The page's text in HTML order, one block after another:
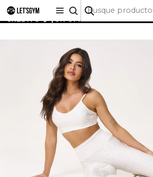
🚚 ENVÍO GRATIS A TODO CHILE
6 CUOTAS SIN INTERÉS CON
CRÉDITO 💳 | 5% OFF PRIMERA COMPRA